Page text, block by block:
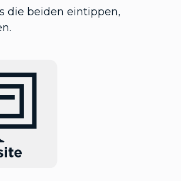
die beiden eintippen,